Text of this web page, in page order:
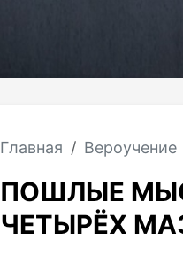
Главная Вероучение
ПОШЛЫЕ
ЧЕТЫРЁХ